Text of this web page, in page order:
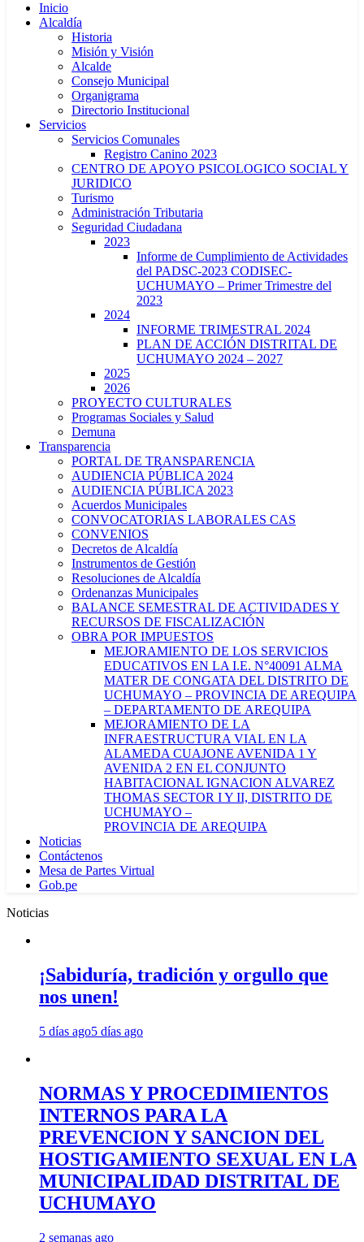
Inicio
Alcaldía
Historia
Misión y Visión
Alcalde
Consejo Municipal
Organigrama
Directorio Institucional
Servicios
Servicios Comunales
Registro Canino 2023
CENTRO DE APOYO PSICOLOGICO SOCIAL Y
JURIDICO
Turismo
Administración Tributaria
Seguridad Ciudadana
2023
Informe de Cumplimiento de Actividades
del PADSC-2023 CODISEC-
UCHUMAYO – Primer Trimestre del
2023
2024
INFORME TRIMESTRAL 2024
PLAN DE ACCIÓN DISTRITAL DE
UCHUMAYO 2024 – 2027
2025
2026
PROYECTO CULTURALES
Programas Sociales y Salud
Demuna
Transparencia
PORTAL DE TRANSPARENCIA
AUDIENCIA PÚBLICA 2024
AUDIENCIA PÚBLICA 2023
Acuerdos Municipales
CONVOCATORIAS LABORALES CAS
CONVENIOS
Decretos de Alcaldía
Instrumentos de Gestión
Resoluciones de Alcaldía
Ordenanzas Municipales
BALANCE SEMESTRAL DE ACTIVIDADES Y
RECURSOS DE FISCALIZACIÓN
OBRA POR IMPUESTOS
MEJORAMIENTO DE LOS SERVICIOS
EDUCATIVOS EN LA I.E. N°40091 ALMA
MATER DE CONGATA DEL DISTRITO DE
UCHUMAYO – PROVINCIA DE AREQUIPA
– DEPARTAMENTO DE AREQUIPA
MEJORAMIENTO DE LA
INFRAESTRUCTURA VIAL EN LA
ALAMEDA CUAJONE AVENIDA 1 Y
AVENIDA 2 EN EL CONJUNTO
HABITACIONAL IGNACION ALVAREZ
THOMAS SECTOR I Y II, DISTRITO DE
UCHUMAYO –
PROVINCIA DE AREQUIPA
Noticias
Contáctenos
Mesa de Partes Virtual
Gob.pe
Noticias
¡Sabiduría, tradición y orgullo que
nos unen!
5 días ago5 días ago
NORMAS Y PROCEDIMIENTOS
INTERNOS PARA LA
PREVENCION Y SANCION DEL
HOSTIGAMIENTO SEXUAL EN LA
MUNICIPALIDAD DISTRITAL DE
UCHUMAYO
2 semanas ago